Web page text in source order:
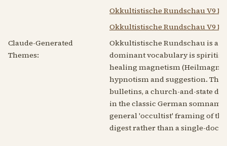
Okkultistische Rundschau V9
Okkultistische Rundschau V9
Claude-Generated
Themes:
Okkultistische Rundschau is a
dominant vocabulary is
healing magnetism
hypnotism and suggestion. The
bulletins, a church-and-state
in the classic German
general 'occultist' framing of
digest rather than a single-